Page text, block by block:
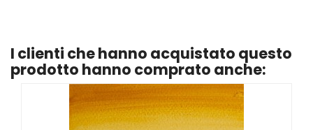
I clienti che hanno acquistato questo
prodotto hanno comprato anche: